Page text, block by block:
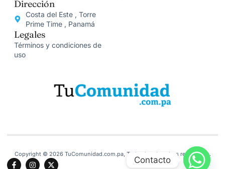
Dirección
Costa del Este , Torre
Prime Time , Panamá
Legales
Términos y condiciones de
uso
Copyright © 2026 TuComunidad.com.pa, Todos los derechos reservados.
Contacto